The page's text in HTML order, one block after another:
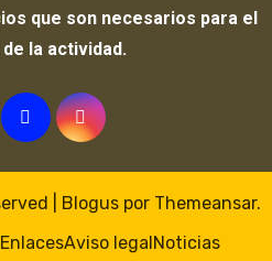
que son necesarios para el
la actividad.
Bloguspor Themeansar.
EnlacesAviso legalNoticias